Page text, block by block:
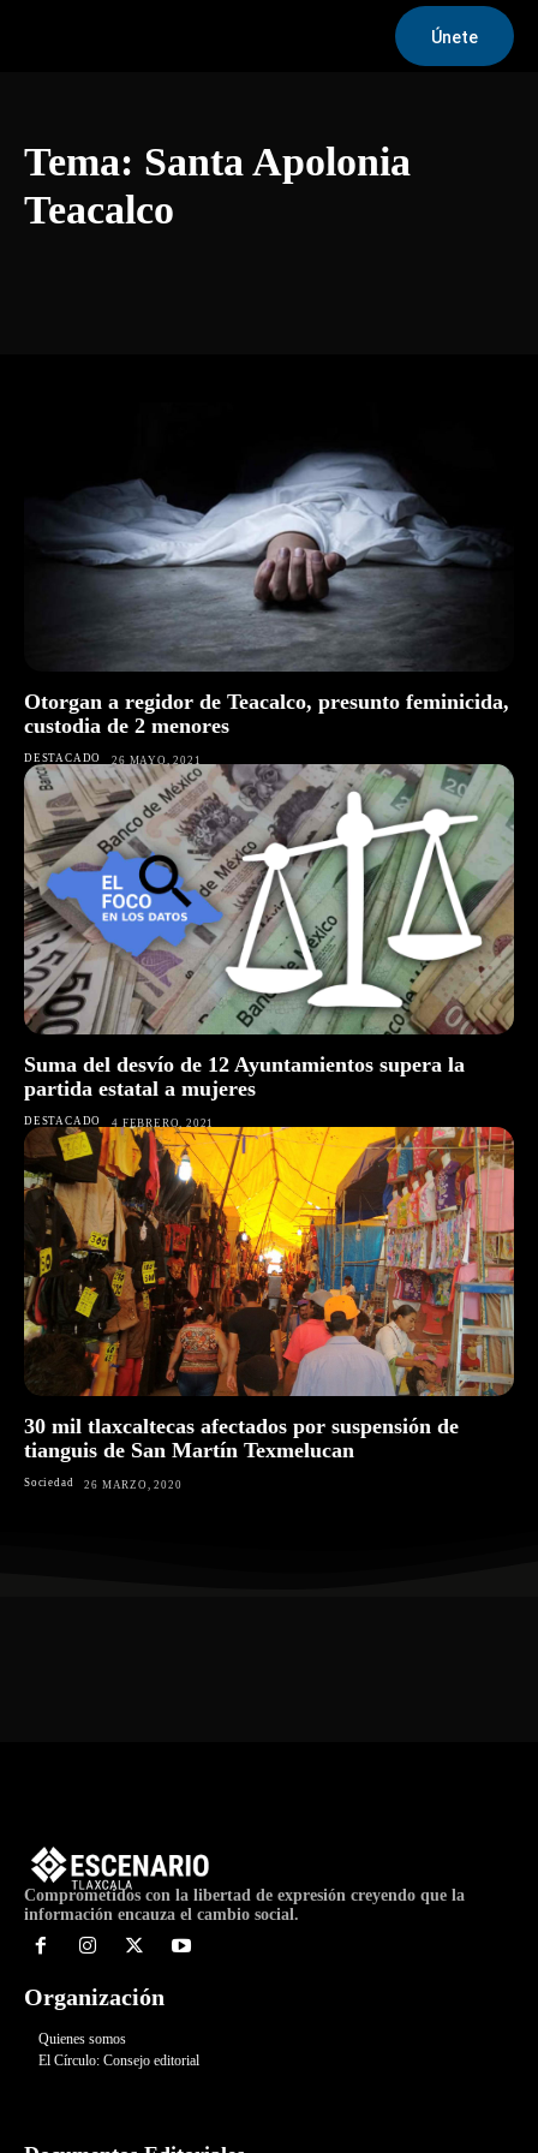
Únete
Tema: Santa Apolonia
Teacalco
Otorgan a regidor de Teacalco, presunto feminicida,
custodia de 2 menores
DESTACADO 26 MAYO, 2021
Suma del desvío de 12 Ayuntamientos supera la
partida estatal a mujeres
DESTACADO 4 FEBRERO, 2021
30 mil tlaxcaltecas afectados por suspensión de
tianguis de San Martín Texmelucan
Sociedad 26 MARZO, 2020
Comprometidos con la libertad de expresión creyendo que la
información encauza el cambio social.
Organización
Quienes somos
El Círculo: Consejo editorial